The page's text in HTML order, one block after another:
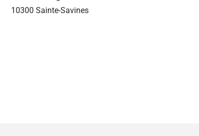
10300 Sainte-Savines